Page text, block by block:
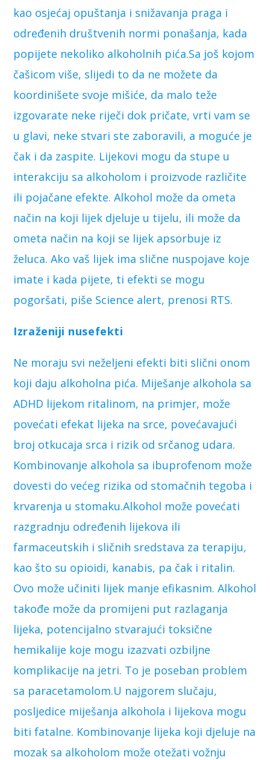
kao osjećaj opuštanja i snižavanja praga i
određenih društvenih normi ponašanja, kada
popijete nekoliko alkoholnih pića.Sa još kojom
čašicom više, slijedi to da ne možete da
koordinišete svoje mišiće, da malo teže
izgovarate neke riječi dok pričate, vrti vam se
u glavi, neke stvari ste zaboravili, a moguće je
čak i da zaspite. Lijekovi mogu da stupe u
interakciju sa alkoholom i proizvode različite
ili pojačane efekte. Alkohol može da ometa
način na koji lijek djeluje u tijelu, ili može da
ometa način na koji se lijek apsorbuje iz
želuca. Ako vaš lijek ima slične nuspojave koje
imate i kada pijete, ti efekti se mogu
pogoršati, piše Science alert, prenosi RTS.
Izraženiji nusefekti
Ne moraju svi neželjeni efekti biti slični onom
koji daju alkoholna pića. Miješanje alkohola sa
ADHD lijekom ritalinom, na primjer, može
povećati efekat lijeka na srce, povećavajući
broj otkucaja srca i rizik od srčanog udara.
Kombinovanje alkohola sa ibuprofenom može
dovesti do većeg rizika od stomačnih tegoba i
krvarenja u stomaku.Alkohol može povećati
razgradnju određenih lijekova ili
farmaceutskih i sličnih sredstava za terapiju,
kao što su opioidi, kanabis, pa čak i ritalin.
Ovo može učiniti lijek manje efikasnim. Alkohol
takođe može da promijeni put razlaganja
lijeka, potencijalno stvarajući toksične
hemikalije koje mogu izazvati ozbiljne
komplikacije na jetri. To je poseban problem
sa paracetamolom.U najgorem slučaju,
posljedice miješanja alkohola i lijekova mogu
biti fatalne. Kombinovanje lijeka koji djeluje na
mozak sa alkoholom može otežati vožnju